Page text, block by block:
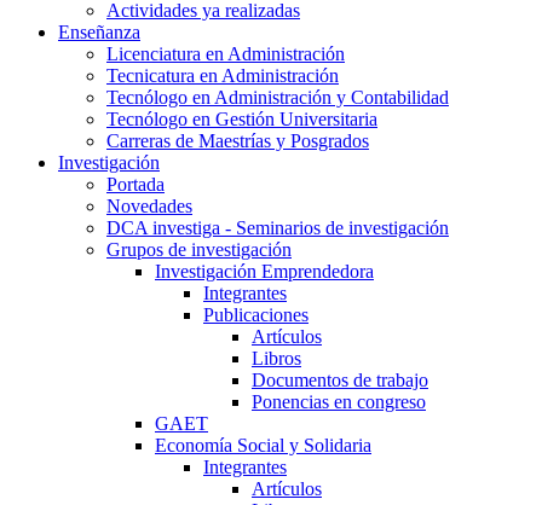
Actividades ya realizadas
Enseñanza
Licenciatura en Administración
Tecnicatura en Administración
Tecnólogo en Administración y Contabilidad
Tecnólogo en Gestión Universitaria
Carreras de Maestrías y Posgrados
Investigación
Portada
Novedades
DCA investiga - Seminarios de investigación
Grupos de investigación
Investigación Emprendedora
Integrantes
Publicaciones
Artículos
Libros
Documentos de trabajo
Ponencias en congreso
GAET
Economía Social y Solidaria
Integrantes
Artículos